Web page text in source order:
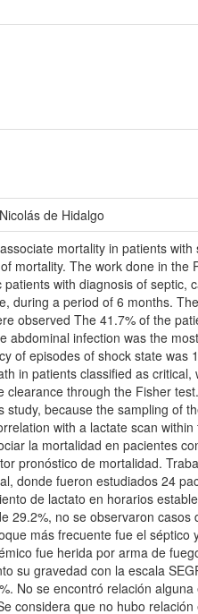
de Hidalgo
mortality in patients
mortality. The work done in
with diagnosis of
during a period of 6 months.
observed The 41.7% of the
abdominal infection was the
of episodes of shock state was
in patients classified as
clearance through the Fisher
study, because the sampling of
with a lactate scan
la mortalidad en pacientes
pronóstico de mortalidad.
donde fueron estudiados 24
de lactato en horarios
29.2%, no se observaron
más frecuente fue el
fue herida por arma de
su gravedad con la escala
No se encontró relación
considera que no hubo